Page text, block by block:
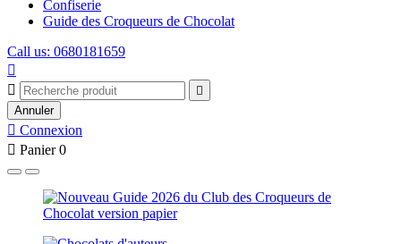
Confiserie
Guide des Croqueurs de Chocolat
Call us: 0680181659



Annuler
 Connexion
 Panier 0